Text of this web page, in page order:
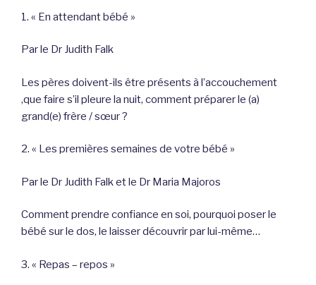
1. « En attendant bébé »
Par le Dr Judith Falk
Les pères doivent-ils être présents à l’accouchement
,que faire s’il pleure la nuit, comment préparer le (a)
grand(e) frère / sœur ?
2. « Les premières semaines de votre bébé »
Par le Dr Judith Falk et le Dr Maria Majoros
Comment prendre confiance en soi, pourquoi poser le
bébé sur le dos, le laisser découvrir par lui-même…
3. « Repas – repos »